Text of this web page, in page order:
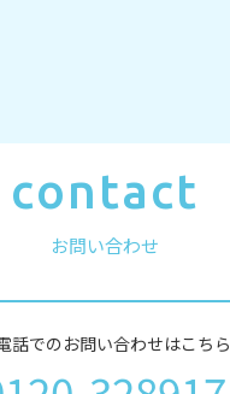
contact
お問い合わせ
話でのお問い合わせはこちら